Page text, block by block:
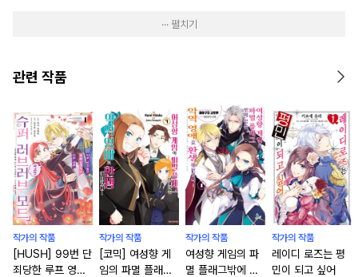
··· 펼치기
관련 작품
작가의 작품
[HUSH] 99번 단
죄당한 루프 영애
작가의 작품
[코믹] 여성향 게
임의 파멸 플래그
작가의 작품
여성향 게임의 파
멸 플래그밖에 없
작가의 작품
레이디 로즈는 평
민이 되고 싶어